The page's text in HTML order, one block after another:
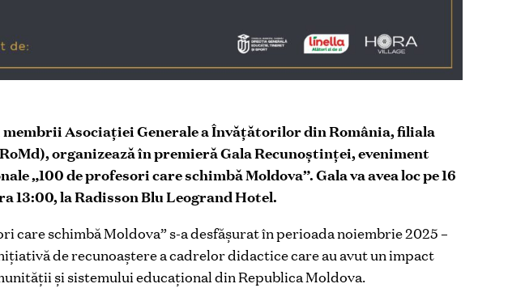
membrii Asociației Generale a Învățătorilor din România, filiala
organizează în premieră Gala Recunoștinței, eveniment
„100 de profesori care schimbă Moldova”. Gala va avea loc pe 16
13:00, la Radisson Blu Leogrand Hotel.
care schimbă Moldova” s-a desfășurat în perioada noiembrie 2025 –
de recunoaștere a cadrelor didactice care au avut un impact
și sistemului educațional din Republica Moldova.